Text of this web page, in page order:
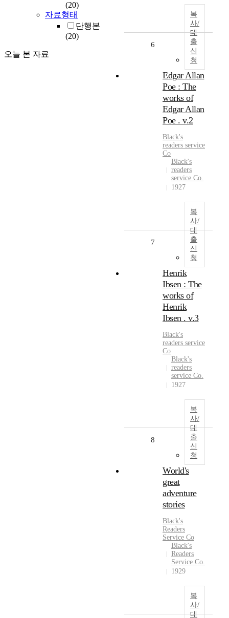
(20)
자료형태
단행본
(20)
오늘 본 자료
복
사/
대
출
신
청
6
Edgar Allan
Poe : The
works of
Edgar Allan
Poe . v.2
Black's
readers service
Co
Black's
readers
service Co.
1927
복
사/
대
출
신
청
7
Henrik
Ibsen : The
works of
Henrik
Ibsen . v.3
Black's
readers service
Co
Black's
readers
service Co.
1927
복
사/
대
출
신
청
8
World's
great
adventure
stories
Black's
Readers
Service Co
Black's
Readers
Service Co.
1929
복
사/
대